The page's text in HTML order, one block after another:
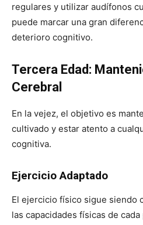
regulares y utilizar audífonos
puede marcar una gran
deterioro cognitivo.
Tercera Edad:
Cerebral
En la vejez, el objetivo es
cultivado y estar atento a
cognitiva.
Ejercicio Adaptado
El ejercicio físico sigue siendo
las capacidades físicas de